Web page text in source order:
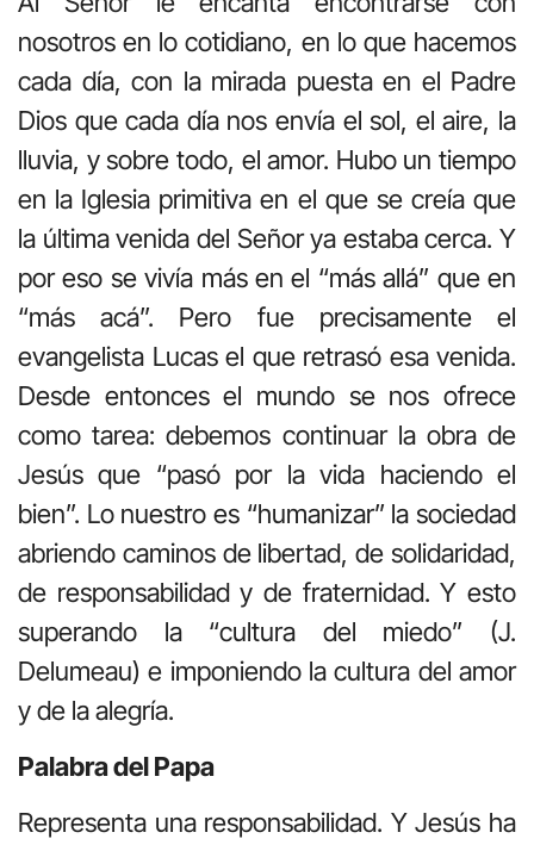
nosotros en lo cotidiano, en lo que hacemos
cada día, con la mirada puesta en el Padre
Dios que cada día nos envía el sol, el aire, la
lluvia, y sobre todo, el amor. Hubo un tiempo
en la Iglesia primitiva en el que se creía que
la última venida del Señor ya estaba cerca. Y
por eso se vivía más en el “más allá” que en
“más acá”. Pero fue precisamente el
evangelista Lucas el que retrasó esa venida.
Desde entonces el mundo se nos ofrece
como tarea: debemos continuar la obra de
Jesús que “pasó por la vida haciendo el
bien”. Lo nuestro es “humanizar” la sociedad
abriendo caminos de libertad, de solidaridad,
de responsabilidad y de fraternidad. Y esto
superando la “cultura del miedo” (J.
Delumeau) e imponiendo la cultura del amor
y de la alegría.
Palabra del Papa
Representa una responsabilidad. Y Jesús ha